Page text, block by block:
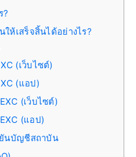
?
ห้เสร็จสิ้นได้อย่างไร?
(เว็บไซต์)
(แอป)
(เว็บไซต์)
(แอป)
นบัญชีสถาบัน